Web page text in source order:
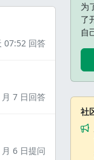
07:52 回答
7 日回答
6 日提问
为
了
自
社